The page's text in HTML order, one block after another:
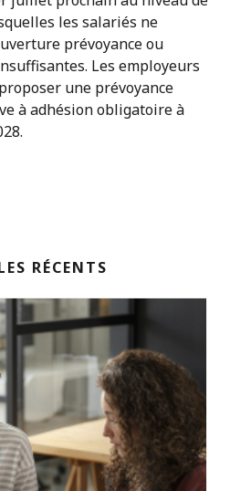
les salariés ne
prévoyance ou
Les employeurs
une prévoyance
à adhésion obligatoire à
RÉCENTS